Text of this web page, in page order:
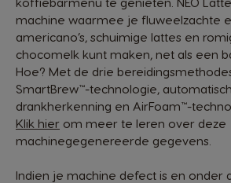
machine waarmee je fluweelzachte
americano’s, schuimige lattes en
chocomelk kunt maken, net als een
Hoe? Met de drie
SmartBrew™-technologie,
drankherkenning en AirFoam™-
Klik hier om meer te leren over deze
machinegegenereerde gegevens.
Indien je machine defect is en onder